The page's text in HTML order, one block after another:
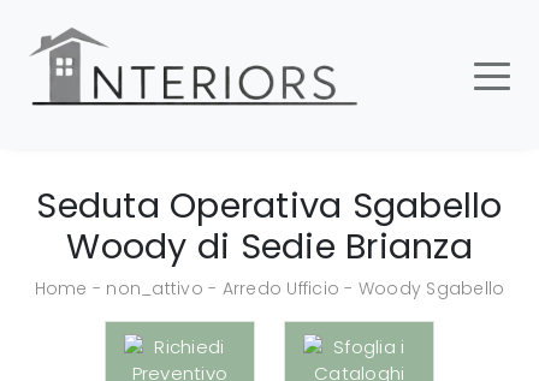
Seduta Operativa Sgabello
Woody di Sedie Brianza
Home - non_attivo - Arredo Ufficio - Woody Sgabello